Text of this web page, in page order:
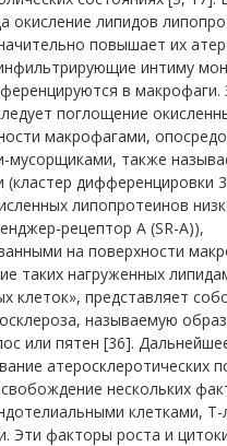
окисление липидов
повышает их
интиму
в макрофаги.
поглощение
макрофагами,
мусорщиками, также
(кластер дифференцировки
липопротеинов
рецептор А (SR-A)),
на поверхности
таких нагруженных
клеток», представляет
называемую
или пятен [36].
атеросклеротических
нескольких
клетками,
Эти факторы роста и